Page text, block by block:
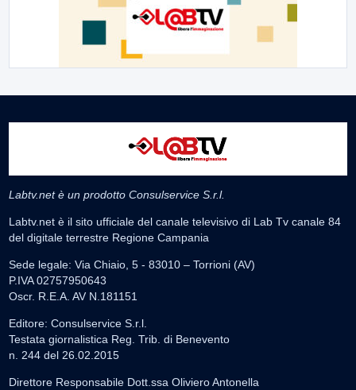
Labtv.net è un prodotto Consulservice S.r.l.
Labtv.net è il sito ufficiale del canale televisivo di Lab Tv canale 84
del digitale terrestre Regione Campania
Sede legale: Via Chiaio, 5 - 83010 – Torrioni (AV)
P.IVA 02757950643
Oscr. R.E.A. AV N.181151
Editore: Consulservice S.r.l.
Testata giornalistica Reg. Trib. di Benevento
n. 244 del 26.02.2015
Direttore Responsabile Dott.ssa Oliviero Antonella